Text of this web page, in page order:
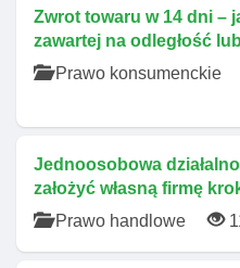
Zwrot towaru w 14 dni –
zawartej na odległość
Prawo konsumenckie
Jednoosobowa
założyć własną firmę
Prawo handlowe